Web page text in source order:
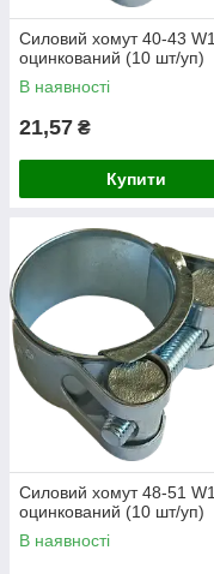
Силовий хомут 40-43 W1
оцинкований (10 шт/уп)
В наявності
21,57 ₴
Купити
Силовий хомут 48-51 W1
оцинкований (10 шт/уп)
В наявності